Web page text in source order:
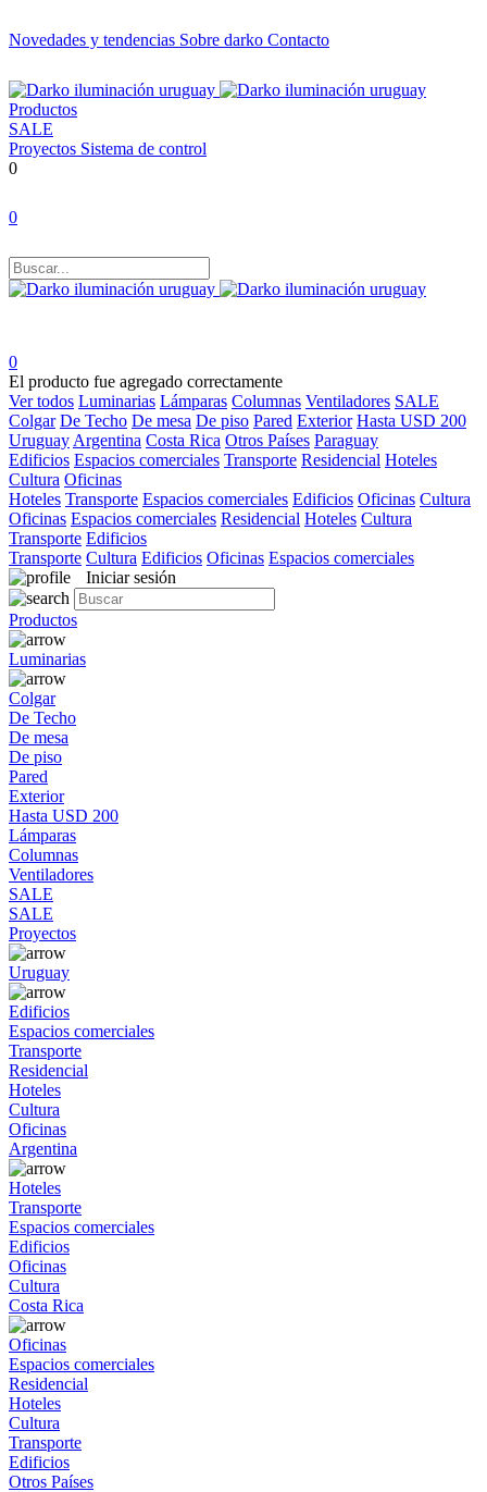
Novedades y tendencias Sobre darko Contacto
Productos
SALE
Proyectos Sistema de control
0
0
0
El producto fue agregado correctamente
Ver todos Luminarias Lámparas Columnas Ventiladores SALE
Colgar De Techo De mesa De piso Pared Exterior Hasta USD 200
Uruguay Argentina Costa Rica Otros Países Paraguay
Edificios Espacios comerciales Transporte Residencial Hoteles
Cultura Oficinas
Hoteles Transporte Espacios comerciales Edificios Oficinas Cultura
Oficinas Espacios comerciales Residencial Hoteles Cultura
Transporte Edificios
Transporte Cultura Edificios Oficinas Espacios comerciales
Iniciar sesión
Productos
Luminarias
Colgar
De Techo
De mesa
De piso
Pared
Exterior
Hasta USD 200
Lámparas
Columnas
Ventiladores
SALE
SALE
Proyectos
Uruguay
Edificios
Espacios comerciales
Transporte
Residencial
Hoteles
Cultura
Oficinas
Argentina
Hoteles
Transporte
Espacios comerciales
Edificios
Oficinas
Cultura
Costa Rica
Oficinas
Espacios comerciales
Residencial
Hoteles
Cultura
Transporte
Edificios
Otros Países